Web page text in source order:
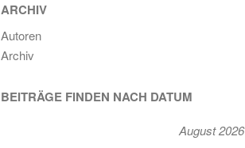
ARCHIV
Autoren
Archiv
BEITRÄGE FINDEN NACH DATUM
August 2026